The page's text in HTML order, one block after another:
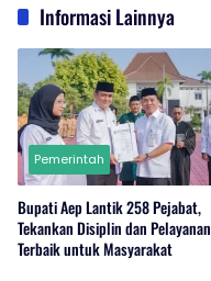
Informasi Lainnya
Pemerintah
Bupati Aep Lantik 258 Pejabat,
Tekankan Disiplin dan Pelayanan
Terbaik untuk Masyarakat